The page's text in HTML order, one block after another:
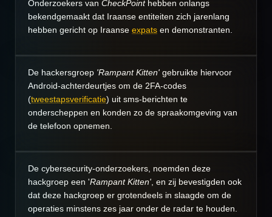
Onderzoekers van CheckPointhebben onlangs
bekendgemaakt dat Iraanse entiteiten zich jarenlang
hebben gericht op Iraanse expats en demonstranten.
De hackersgroep 'Rampant Kitten' gebruikte hiervoor
Android-achterdeurtjes om de 2FA-codes
(tweestapsverificatie) uit sms-berichten te
onderscheppen en konden zo de spraakomgeving van
de telefoon opnemen.
De cybersecurity-onderzoekers, noemden deze
hackgroep een 'Rampant Kitten', en zij bevestigden ook
dat deze hackgroep er grotendeels in slaagde om de
operaties minstens zes jaar onder de radar te houden.